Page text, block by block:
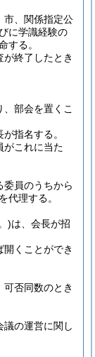
市、関係指定公
に学識経験の
する。
終了したとき
部会を置くこ
指名する。
がこれに当た
員のうちから
代理する。
)は、会長が招
くことができ
否同数のとき
議の運営に関し